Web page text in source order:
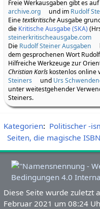
Freie Werkausgaben gibt es auf
archive.org
und im Rudolf
EinetextkritischeAusgabe
die Kritische Ausgabe (SKA)
steinerkritischeausgabe.com
Die Rudolf Steiner Ausgaben
dem gesprochenen Wort
Hilfreiche Werkzeuge zur
Christian Karlskostenlos online
Steiners
und Urs
unter weitestgehender
Steiners.
Kategorien: Politischer -
Seiten, die magische
Diese Seite wurde zuletzt
Februar 2021 um 08:24